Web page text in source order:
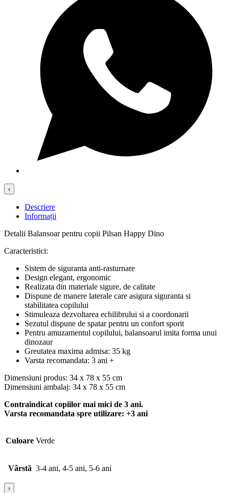
‹
Descriere
Informații
Detalii Balansoar pentru copii Pilsan Happy Dino
Caracteristici:
Sistem de siguranta anti-rasturnare
Design elegant, ergonomic
Realizata din materiale sigure, de calitate
Dispune de manere laterale care asigura siguranta si
stabilitatea copilului
Stimuleaza dezvoltarea echilibrului si a coordonarii
Sezutul dispune de spatar pentru un confort sporit
Pentru amuzamentul copilului, balansoarul imita forma unui
dinozaur
Greutatea maxima admisa: 35 kg
Varsta recomandata: 3 ani +
Dimensiuni produs: 34 x 78 x 55 cm
Dimensiuni ambalaj: 34 x 78 x 55 cm
Contraindicat copiilor mai mici de 3 ani.
Varsta recomandata spre utilizare: +3 ani
Culoare Verde
Vârstă 3-4 ani, 4-5 ani, 5-6 ani
›